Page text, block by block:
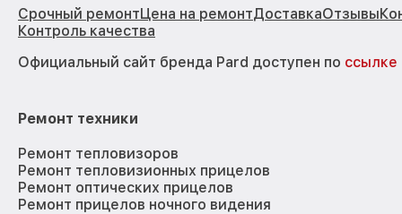
Срочный ремонтЦена на ремонтДоставкаОтзывы
Контроль качества
Официальный сайт бренда Pard доступен по ссылке
Ремонт техники
Ремонт тепловизоров
Ремонт тепловизионных прицелов
Ремонт оптических прицелов
Ремонт прицелов ночного видения